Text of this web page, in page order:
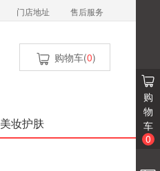
门店地址 售后服务
购物车(0)
美妆护肤
购
物
车
0